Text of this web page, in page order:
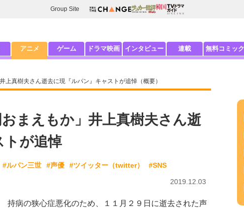
Group Site
アニメ ゲーム ドラマ映画 インタビュー 連載 無料コミック
上真樹夫さん逝去に現『ルパン』キャストが追悼（概要）
まえもか」井上真樹夫さん逝
トが追悼
#ルパン三世 #声優 #ツイッター（twitter） #SNS
2019.12.03
持病の狭心症悪化のため、１１月２９日に逝去された声